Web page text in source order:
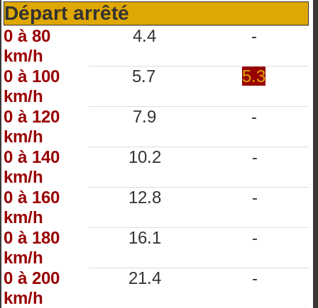
Départ arrêté
0 à 80
km/h
4.4 -
0 à 100
km/h
5.7 5.3
0 à 120
km/h
7.9 -
0 à 140
km/h
10.2 -
0 à 160
km/h
12.8 -
0 à 180
km/h
16.1 -
0 à 200
km/h
21.4 -